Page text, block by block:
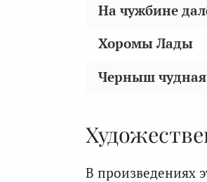
На чужбине
Хоромы Лады
Черныш
В произведениях